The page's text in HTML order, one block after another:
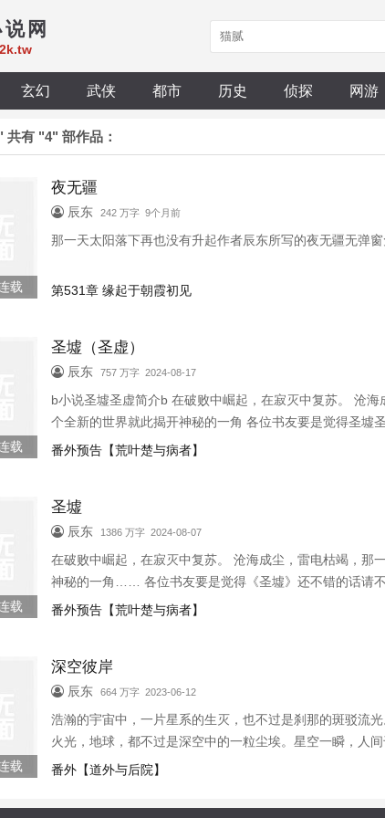
网
玄幻 武侠 都市 历史 侦探 网游
共有 "4" 部作品：
载
夜无疆
辰东 242 万字 9个月前
那一天太阳落下再也没有升起作者辰东所写的夜无疆无弹
第531章 缘起于朝霞初见
载
圣墟（圣虚）
辰东 757 万字 2024-08-17
b小说圣墟圣虚简介b 在破败中崛起，在寂灭中复苏。 沧
个全新的世界就此揭开神秘的一角 各位书友要是觉得圣墟
节,圣墟圣虚无弹窗,圣墟圣虚全文阅读 各位书友要是觉得
番外预告【荒叶楚与病者】
载
圣墟
辰东 1386 万字 2024-08-07
在破败中崛起，在寂灭中复苏。 沧海成尘，雷电枯竭，那
神秘的一角…… 各位书友要是觉得《圣墟》还不错的话请
番外预告【荒叶楚与病者】
载
深空彼岸
辰东 664 万字 2023-06-12
浩瀚的宇宙中，一片星系的生灭，也不过是刹那的斑驳流
火光，地球，都不过是深空中的一粒尘埃。星空一瞬，人
番外【道外与后院】